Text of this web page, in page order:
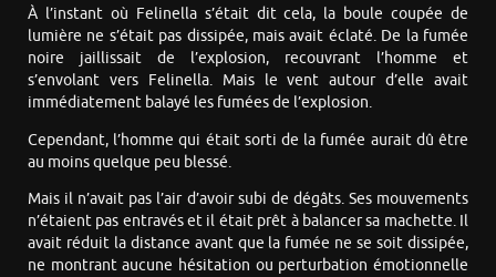
À l’instant où Felinella s’était dit cela, la boule coupée de
lumière ne s’était pas dissipée, mais avait éclaté. De la fumée
noire jaillissait de l’explosion, recouvrant l’homme et
s’envolant vers Felinella. Mais le vent autour d’elle avait
immédiatement balayé les fumées de l’explosion.
Cependant, l’homme qui était sorti de la fumée aurait dû être
au moins quelque peu blessé.
Mais il n’avait pas l’air d’avoir subi de dégâts. Ses mouvements
n’étaient pas entravés et il était prêt à balancer sa machette. Il
avait réduit la distance avant que la fumée ne se soit dissipée,
ne montrant aucune hésitation ou perturbation émotionnelle